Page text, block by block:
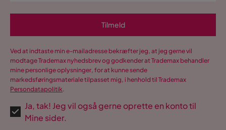
Tilmeld
Ved at indtaste min e-mailadresse bekræfter jeg, at jeg gerne vil
modtage Trademax nyhedsbrev og godkender at Trademax behandler
mine personlige oplysninger, for at kunne sende
markedsføringsmateriale tilpasset mig, i henhold til Trademax
Persondatapolitik.
Ja, tak! Jeg vil også gerne oprette en konto til
Mine sider.